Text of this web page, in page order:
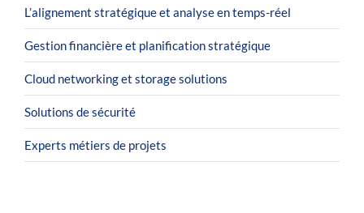
L’alignement stratégique et analyse en temps-réel
Gestion financière et planification stratégique
Cloud networking et storage solutions
Solutions de sécurité
Experts métiers de projets